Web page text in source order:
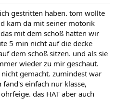
gestritten haben. tom wollte
kam da mit seiner motorik
mit dem schoß hatten wir
5 min nicht auf die decke
dem schoß sitzen. und als sie
wieder zu mir geschaut.
gemacht. zumindest war
einfach nur klasse,
das HAT aber auch